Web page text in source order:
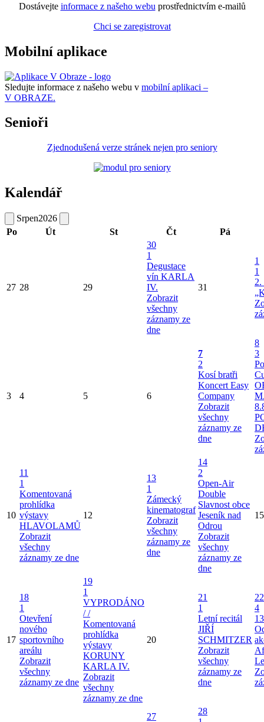
Dostávejte informace z našeho webu prostřednictvím e-mailů
Chci se zaregistrovat
Mobilní aplikace
Sledujte informace z našeho webu v mobilní aplikaci –
V OBRAZE.
Senioři
Zjednodušená verze stránek nejen pro seniory
Kalendář
Srpen2026
Po
Út St Čt Pá
27 28 29
30
1
Degustace
vín KARLA
IV.
Zobrazit
všechny
záznamy ze
dne
31
1
1
2.
3 4 5 6
7
2
Kosí bratři
Koncert Easy
Company
Zobrazit
všechny
záznamy ze
dne
8
3
10
11
1
Komentovaná
prohlídka
výstavy
HLAVOLAMŮ
Zobrazit
všechny
záznamy ze dne
12
13
1
Zámecký
kinematograf
Zobrazit
všechny
záznamy ze
dne
14
2
Open-Air
Double
Slavnost obce
Jeseník nad
Odrou
Zobrazit
všechny
záznamy ze
dne
15
17
18
1
Otevření
nového
sportovního
areálu
Zobrazit
všechny
záznamy ze dne
19
1
VYPRODÁNO
/ /
Komentovaná
prohlídka
výstavy
KORUNY
KARLA IV.
Zobrazit
všechny
záznamy ze dne
20
21
1
Letní recitál
JIŘÍ
SCHMITZER
Zobrazit
všechny
záznamy ze
dne
22
4
27
28